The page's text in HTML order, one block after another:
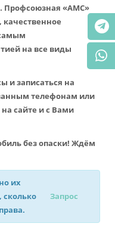
Профсоюзная «АМС»
качественное
на все виды
и записаться на
телефонам или
сайте и с Вами
без опаски! Ждём
их
сколько
Запрос